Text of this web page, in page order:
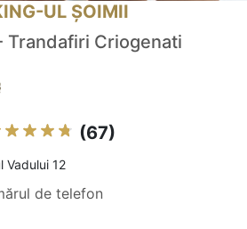
UL ȘOIMII
Trandafiri Criogenati
(67)
Vadului 12
de telefon